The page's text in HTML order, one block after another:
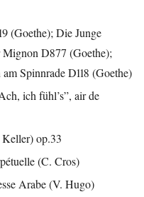
(Goethe); Die Junge
D877 (Goethe);
Spinnrade D118 (Goethe)
ich fühl’s”, air de
op.33
(C. Cros)
Arabe (V. Hugo)